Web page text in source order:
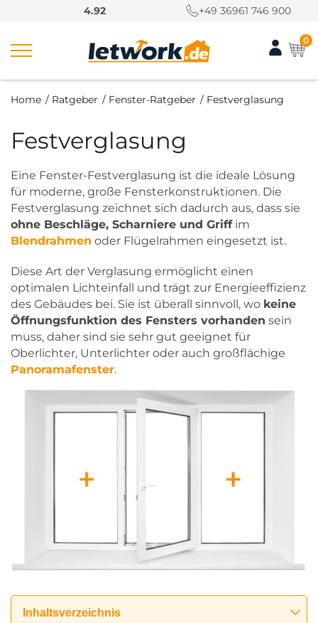
4.92 +49 36961 746 900
0
Home / Ratgeber / Fenster-Ratgeber / Festverglasung
Festverglasung
Eine Fenster-Festverglasung ist die ideale Lösung
für moderne, große Fensterkonstruktionen. Die
Festverglasung zeichnet sich dadurch aus, dass sie
ohne Beschläge, Scharniere und Griffim
Blendrahmen oder Flügelrahmen eingesetzt ist.
Diese Art der Verglasung ermöglicht einen
optimalen Lichteinfall und trägt zur Energieeffizienz
des Gebäudes bei. Sie ist überall sinnvoll, wo keine
Öffnungsfunktion des Fensters vorhanden sein
muss, daher sind sie sehr gut geeignet für
Oberlichter, Unterlichter oder auch großflächige
Panoramafenster.
Inhaltsverzeichnis